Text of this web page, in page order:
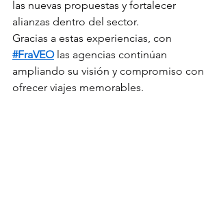
las nuevas propuestas y fortalecer
alianzas dentro del sector.
Gracias a estas experiencias, con
#FraVEO las agencias continúan
ampliando su visión y compromiso con
ofrecer viajes memorables.